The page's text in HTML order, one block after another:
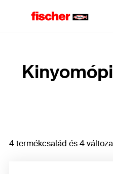
4 termékcsalád és 4